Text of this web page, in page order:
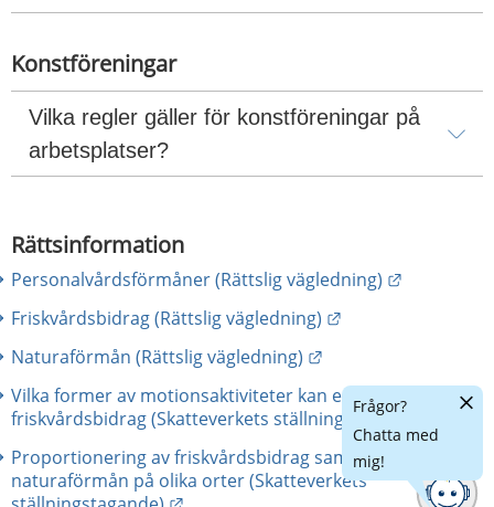
Konstföreningar
Vilka regler gäller för konstföreningar på
arbetsplatser?
Rättsinformation
Personalvårdsförmåner (Rättslig vägledning)
Friskvårdsbidrag (Rättslig vägledning)
Naturaförmån (Rättslig vägledning)
Vilka former av motionsaktiviteter kan ersättas med
friskvårdsbidrag (Skatteverkets ställningstagande)
Proportionering av friskvårdsbidrag samt utgivande av
naturaförmån på olika orter (Skatteverkets
Frågor?
Chatta med
mig!
Dölj